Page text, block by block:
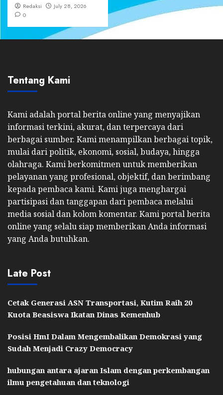
Redaksi
July 28, 2026
0
Tentang Kami
Kami adalah portal berita online yang menyajikan
informasi terkini, akurat, dan terpercaya dari
berbagai sumber. Kami menampilkan berbagai topik,
mulai dari politik, ekonomi, sosial, budaya, hingga
olahraga. Kami berkomitmen untuk memberikan
pelayanan yang profesional, objektif, dan berimbang
kepada pembaca kami. Kami juga menghargai
partisipasi dan tanggapan dari pembaca melalui
media sosial dan kolom komentar. Kami portal berita
online yang selalu siap memberikan Anda informasi
yang Anda butuhkan.
Late Post
Cetak Generasi ASN Transportasi, Kutim Raih 20
Kuota Beasiswa Ikatan Dinas Kemenhub
Posisi HmI Dalam Mengembalikan Demokrasi yang
Sudah Menjadi Crazy Democracy
hubungan antara ajaran Islam dengan perkembangan
ilmu pengetahuan dan teknologi